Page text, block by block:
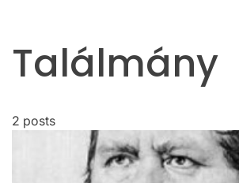
Találmány
2 posts